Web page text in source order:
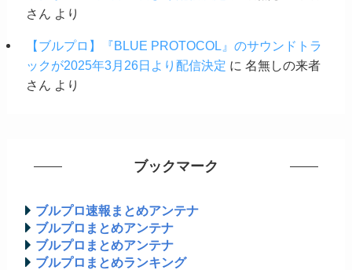
さん より
【ブルプロ】『BLUE PROTOCOL』のサウンドトラ
ックが2025年3月26日より配信決定 に 名無しの来者
さん より
ブックマーク
ブルプロ速報まとめアンテナ
ブルプロまとめアンテナ
ブルプロまとめアンテナ
ブルプロまとめランキング